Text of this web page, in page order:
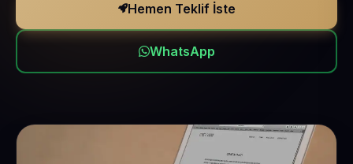
Hemen Teklif İste
WhatsApp